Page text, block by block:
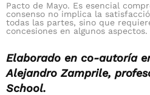
Pacto de Mayo. Es esencial
consenso no implica la
todas las partes, sino que
concesiones en algunos aspectos.
Elaborado en co-autoría
Alejandro Zamprile,
School.